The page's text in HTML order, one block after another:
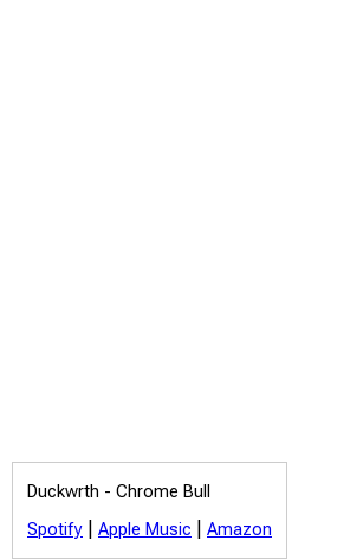
Duckwrth - Chrome Bull
Spotify
Apple Music Amazon